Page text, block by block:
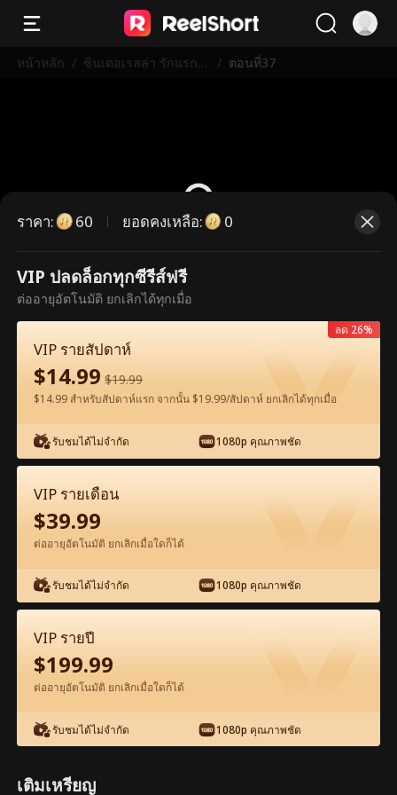
หน้าหลัก / ซินเดอเรลล่า รักแรกที่
/ ตอนที่37
ตอนนี้เป็นตอนพรีเมียม กรุณาปลดล็อก
เพื่อรับชม
ดูฟรีในแอป
ตอน37-ภาพยนตร์ ซินเดอเรลล่า รักแรกที่ไม่
เคยลืม เต็มเรื่อง ภาพยนตร์เต็มเรื่อง
1-50 51-80
37 38 40
ราคา: 60 ยอดคงเหลือ: 0
VIP ปลดล็อกทุกซีรีส์ฟรี
ต่ออายุอัตโนมัติ ยกเลิกได้ทุกเมื่อ
VIP รายสัปดาห์
$14.99 $19.99
$14.99 สำหรับสัปดาห์แรก จากนั้น $19.99/สัปดาห์ ยกเลิกได้ทุกเมื่อ
รับชมได้ไม่จำกัด 1080p คุณภาพชัด
ลด 26%
VIP รายเดือน
$39.99
ต่ออายุอัตโนมัติ ยกเลิกเมื่อใดก็ได้
รับชมได้ไม่จำกัด 1080p คุณภาพชัด
VIP รายปี
$199.99
ต่ออายุอัตโนมัติ ยกเลิกเมื่อใดก็ได้
รับชมได้ไม่จำกัด 1080p คุณภาพชัด
เติมเหรียญ